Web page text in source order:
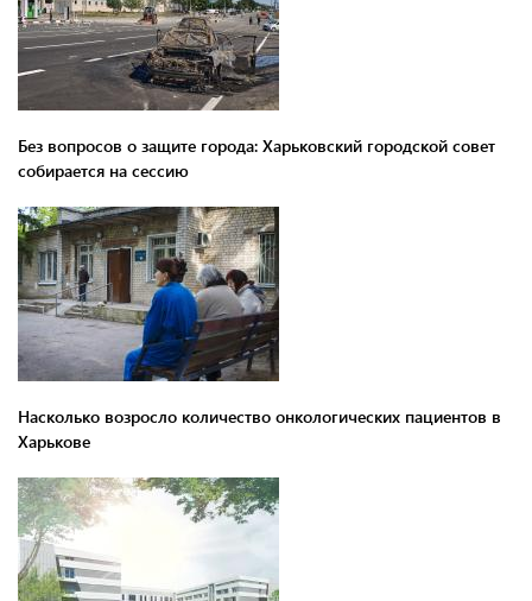
Без вопросов о защите города: Харьковский городской совет
собирается на сессию
Насколько возросло количество онкологических пациентов в
Харькове